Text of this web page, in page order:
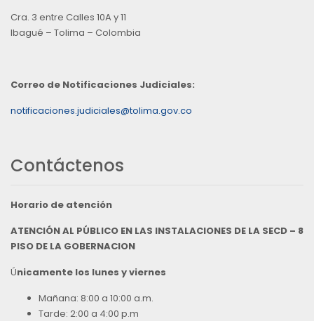
Cra. 3 entre Calles 10A y 11
Ibagué – Tolima – Colombia
Correo de Notificaciones Judiciales:
notificaciones.judiciales@tolima.gov.co
Contáctenos
Horario de atención
ATENCIÓN AL PÚBLICO EN LAS INSTALACIONES DE LA SECD – 8
PISO DE LA GOBERNACION
Únicamente los lunes y viernes
Mañana: 8:00 a 10:00 a.m.
Tarde: 2:00 a 4:00 p.m